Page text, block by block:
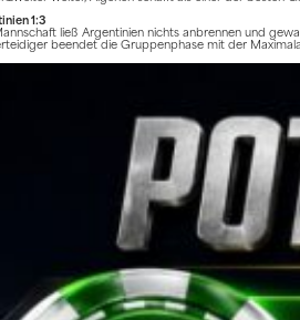
1:3
ließ Argentinien nichts anbrennen und
beendet die Gruppenphase mit der